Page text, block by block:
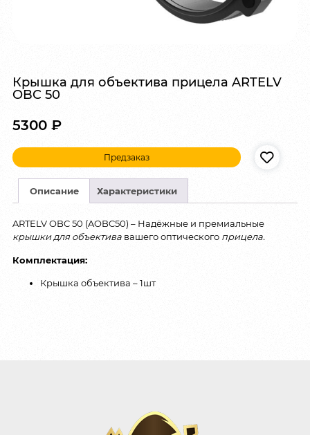
Крышка для объектива прицела ARTELV
OBC 50
5300 ₽
Предзаказ
Описание Характеристики
ARTELV OBC 50 (AOBC50) – Надёжные и премиальные
крышки для объектива вашего оптического прицела.
Комплектация:
Крышка объектива – 1шт